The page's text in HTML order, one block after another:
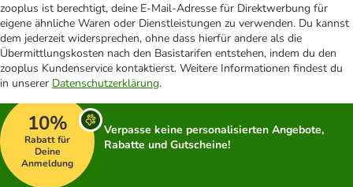
zooplus ist berechtigt, deine E-Mail-Adresse für Direktwerbung für
eigene ähnliche Waren oder Dienstleistungen zu verwenden. Du kannst
dem jederzeit widersprechen, ohne dass hierfür andere als die
Übermittlungskosten nach den Basistarifen entstehen, indem du den
zooplus Kundenservice kontaktierst. Weitere Informationen findest du
in unserer Datenschutzerklärung.
10%
Rabatt für
Deine
Anmeldung
Verpasse keine personalisierten Angebote,
Rabatte und Gutscheine!